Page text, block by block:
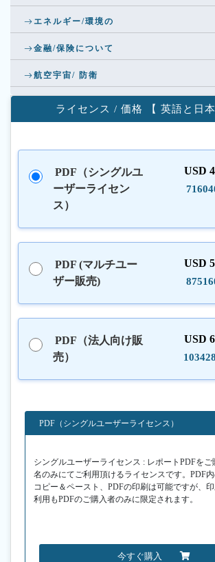
エネルギー/環境の
金融/保険について
航空宇宙/ 防衛
ライセンス / 価格 【 英語と日本
PDF（シングルユ
ーザーライセン
ス）
USD
PDF (マルチユー
ザー販売)
USD
PDF（法人向け販
売）
USD
PDF（シングルユーザーライセンス）
シングルユーザーライセンス : レポートPDFをご
名のみにてご利用頂けるライセンスです。PDF
コピー＆ペースト、PDFの印刷は可能ですが、
利用もPDFのご購入者のみに限定されます。
今すぐ購入